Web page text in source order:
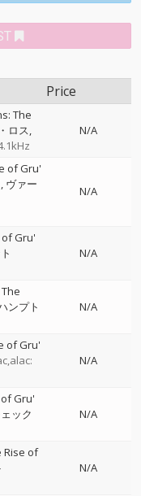
Price
The
ロス
N/A
of Gru'
ヴァー
N/A
Gru'
N/A
ンプト
N/A
of Gru'
N/A
Gru'
ック
N/A
Rise of
N/A